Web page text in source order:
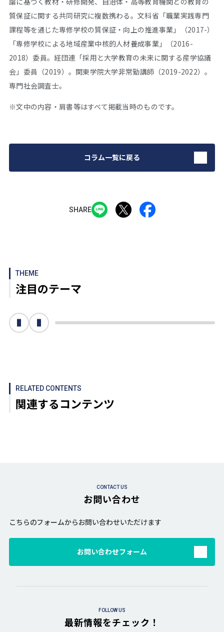
質保証に関する共同研究に複数携わる。文科省「職業実践専門
課程等を通じた専修学校の質保証・向上の推進事業」（2017-）
「専修学校による地域産業中核的人材養成事業」（2016-
2018）委員。経団連「採用と大学教育の未来に関する産学協議
会」委員（2019）。関東学院大学非常勤講師（2019-2022）。
専門社会調査士。
※文中の内容・肩書等はすべて掲載当時のものです。
コラム一覧に戻る
SHARE
THEME
注目のテーマ
前へ
次へ
RELATED CONTENTS
関連するコンテンツ
CONTACT US
お問い合わせ
こちらのフォームからお問い合わせいただけます
お問い合わせフォーム
FOLLOW US
最新情報をチェック！